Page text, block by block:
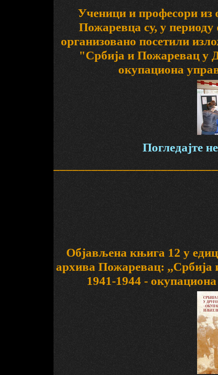
Ученици и професори из
Пожаревца су, у
организовано посетили
"Србија и Пожаревац у
окупациона
Погледајте
Објављена књига 12 у
архива Пожаревац: ,,Србија
1941-1944 -